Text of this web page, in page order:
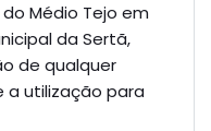
Médio Tejo em
da Sertã,
de qualquer
utilização para